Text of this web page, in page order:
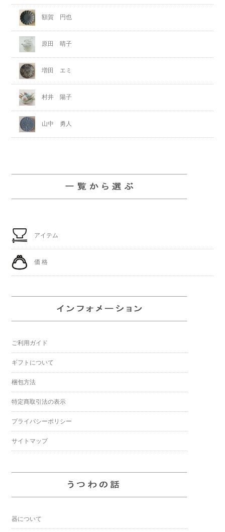
額賀 円也
原田 晴子
増田 エミ
村井 陽子
山中 勇人
アイテム
価 格
ご利用ガイド
ギフトについて
梱包方法
特定商取引法の表示
プライバシーポリシー
サイトマップ
器について